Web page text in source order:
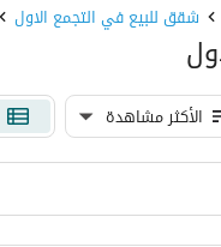
شقق للبيع في التجمع الاول
الأكثر مشاهدة